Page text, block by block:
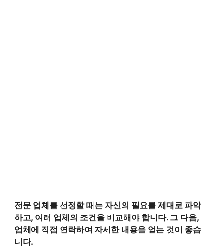
전문 업체를 선정할 때는 자신의 필요를 제대로 파악
하고, 여러 업체의 조건을 비교해야 합니다. 그 다음,
업체에 직접 연락하여 자세한 내용을 얻는 것이 좋습
니다.